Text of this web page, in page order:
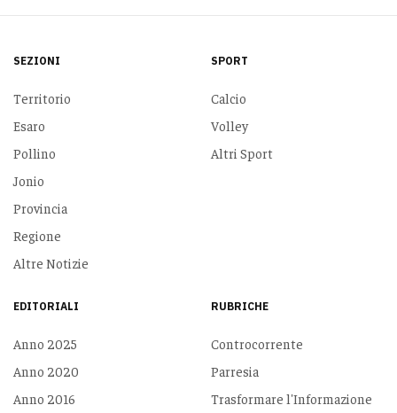
SEZIONI
Territorio
Esaro
Pollino
Jonio
Provincia
Regione
Altre Notizie
SPORT
Calcio
Volley
Altri Sport
EDITORIALI
Anno 2025
Anno 2020
Anno 2016
RUBRICHE
Controcorrente
Parresia
Trasformare l'Informazione